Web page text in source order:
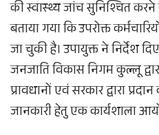
की स्वास्थ्य जांच सुनिश्चित
बताया गया कि उपरोक्त
जा चुकी है। उपायुक्त ने निर्देश
जनजाति विकास निगम कुल्लू
प्रावधानों एवं सरकार द्वारा
जानकारी हेतु एक कार्यशाला